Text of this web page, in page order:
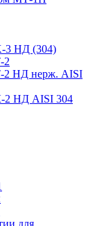
3 НД (304)
2
2 НД нерж. AISI
2 НД AISI 304
для